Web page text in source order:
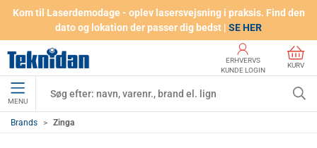
Kom til Laserdemodage - oplev lasersvejsning i praksis. Find den
dato og lokation der passer dig bedst | SE HER
ERHVERVS
KUNDE LOGIN
KURV
MENU
Brands Zinga